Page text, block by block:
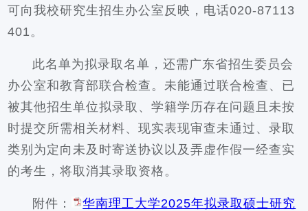
可向我校研究生招生办公室反映，电话020-87113
401。
此名单为拟录取名单，还需广东省招生委员会
办公室和教育部联合检查。未能通过联合检查、已
被其他招生单位拟录取、学籍学历存在问题且未按
时提交所需相关材料、现实表现审查未通过、录取
类别为定向未及时寄送协议以及弄虚作假一经查实
的考生，将取消其录取资格。
附件：
华南理工大学2025年拟录取硕士研究